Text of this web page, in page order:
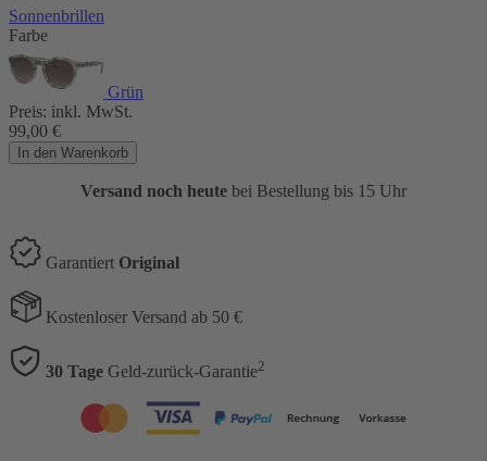
Sonnenbrillen
Farbe
Grün
Preis: inkl. MwSt.
99,00 €
In den Warenkorb
Versand noch heute bei Bestellung bis 15 Uhr
Garantiert Original
Kostenloser Versand ab 50 €
30 Tage Geld-zurück-Garantie2